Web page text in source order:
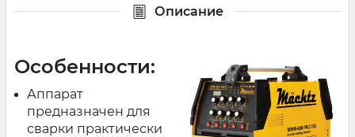
Описание
Особенности:
Аппарат
предназначен для
сварки практически